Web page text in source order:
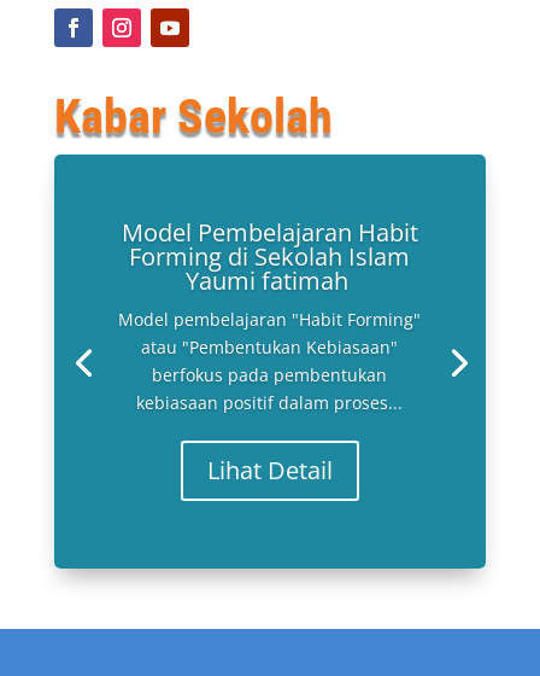
Kabar Sekolah
Model Pembelajaran Habit
Forming di Sekolah Islam
Yaumi fatimah
Model pembelajaran "Habit Forming"
atau "Pembentukan Kebiasaan"
berfokus pada pembentukan
kebiasaan positif dalam proses...
Lihat Detail